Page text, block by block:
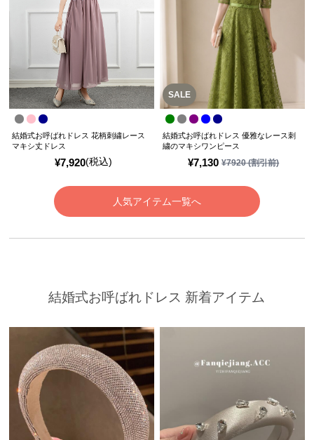
¥7,920(税込)
結婚式お呼ばれドレス 花柄刺繍レース
マキシ丈ドレス
SALE
¥7,130 ¥7920(割引前)
結婚式お呼ばれドレス 優雅なレース刺
繍のマキシワンピース
人気アイテム一覧へ
結婚式お呼ばれドレス 新着アイテム